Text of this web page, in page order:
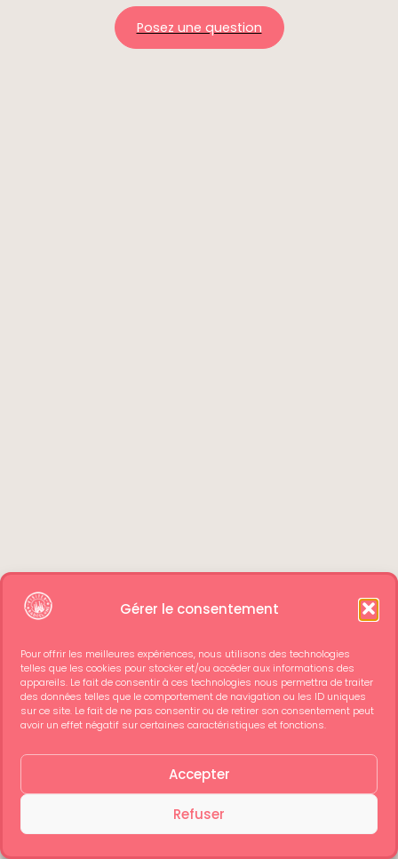
Gérer le consentement
Pour offrir les meilleures expériences, nous utilisons des technologies
telles que les cookies pour stocker et/ou accéder aux informations des
appareils. Le fait de consentir à ces technologies nous permettra de traiter
des données telles que le comportement de navigation ou les ID uniques
sur ce site. Le fait de ne pas consentir ou de retirer son consentement peut
avoir un effet négatif sur certaines caractéristiques et fonctions.
Accepter
Refuser
Posez une question